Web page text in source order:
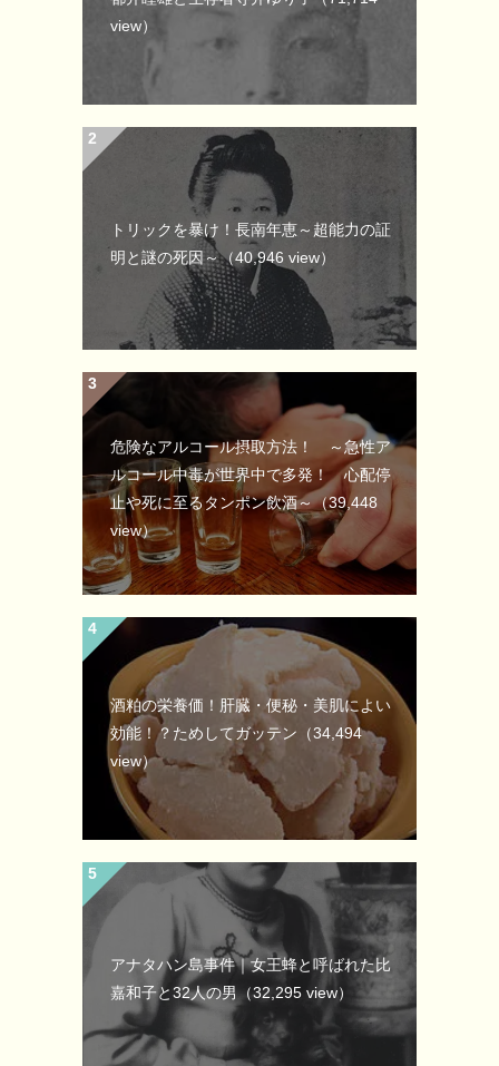
view）
トリックを暴け！長南年恵～超能力の証
明と謎の死因～（40,946 view）
危険なアルコール摂取方法！ ～急性ア
ルコール中毒が世界中で多発！ 心配停
止や死に至るタンポン飲酒～（39,448
view）
酒粕の栄養価！肝臓・便秘・美肌によい
効能！？ためしてガッテン （34,494
view）
アナタハン島事件｜女王蜂と呼ばれた比
嘉和子と32人の男（32,295 view）